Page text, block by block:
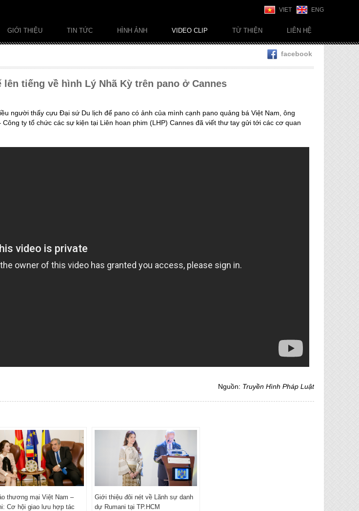
VIET ENG
GIỚI THIỆU TIN TỨC HÌNH ẢNH VIDEO CLIP TỪ THIỆN LIÊN HỆ
facebook
tiếng về hình Lý Nhã Kỳ trên pano ở Cannes
người thấy cựu Đại sứ Du lịch để pano có ảnh của mình cạnh pano quảng bá Việt Nam, ông
Công ty tổ chức các sự kiện tại Liên hoan phim (LHP) Cannes đã viết thư tay gửi tới các cơ quan
Nguồn: Truyền Hình Pháp Luật
thương mại Việt Nam –
Cơ hội giao lưu hợp tác
Giới thiệu đôi nét về Lãnh sự danh
dự Rumani tại TP.HCM